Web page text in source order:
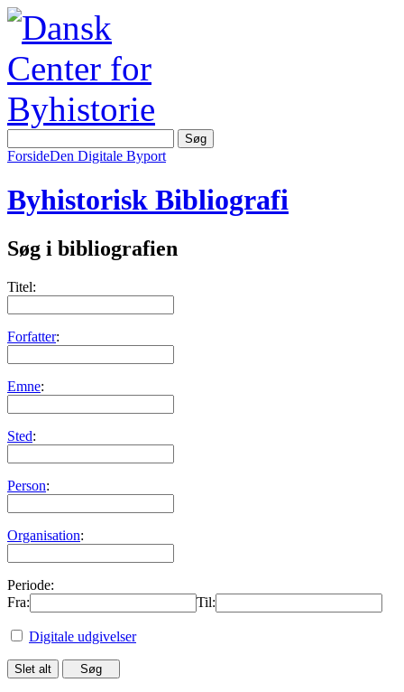
ForsideDen Digitale Byport
Byhistorisk Bibliografi
Søg i bibliografien
Titel:
Forfatter:
Emne:
Sted:
Person:
Organisation:
Periode:
Fra:
Til:
Digitale udgivelser